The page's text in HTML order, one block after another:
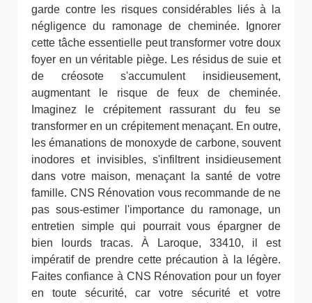
garde contre les risques considérables liés à la
négligence du ramonage de cheminée. Ignorer
cette tâche essentielle peut transformer votre doux
foyer en un véritable piège. Les résidus de suie et
de créosote s'accumulent insidieusement,
augmentant le risque de feux de cheminée.
Imaginez le crépitement rassurant du feu se
transformer en un crépitement menaçant. En outre,
les émanations de monoxyde de carbone, souvent
inodores et invisibles, s'infiltrent insidieusement
dans votre maison, menaçant la santé de votre
famille. CNS Rénovation vous recommande de ne
pas sous-estimer l'importance du ramonage, un
entretien simple qui pourrait vous épargner de
bien lourds tracas. À Laroque, 33410, il est
impératif de prendre cette précaution à la légère.
Faites confiance à CNS Rénovation pour un foyer
en toute sécurité, car votre sécurité et votre